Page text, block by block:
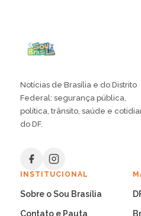
Notícias de Brasília e do Distrito
Federal: segurança pública,
política, trânsito, saúde e
do DF.
INSTITUCIONAL
Sobre o Sou Brasília
Contato e Pauta